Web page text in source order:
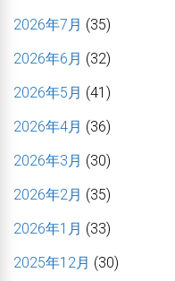
2026年7月 (35)
2026年6月 (32)
2026年5月 (41)
2026年4月 (36)
2026年3月 (30)
2026年2月 (35)
2026年1月 (33)
2025年12月 (30)